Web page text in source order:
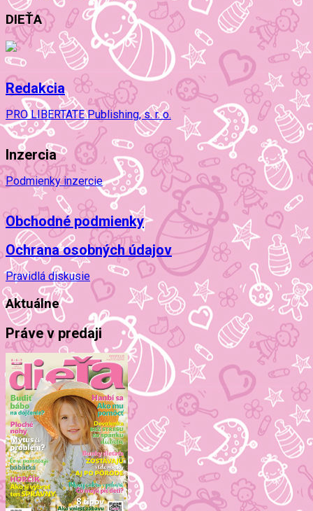
DIEŤA
Redakcia
PRO LIBERTATE Publishing, s. r. o.
Inzercia
Podmienky inzercie
Obchodné podmienky
Ochrana osobných údajov
Pravidlá diskusie
Aktuálne
Práve v predaji